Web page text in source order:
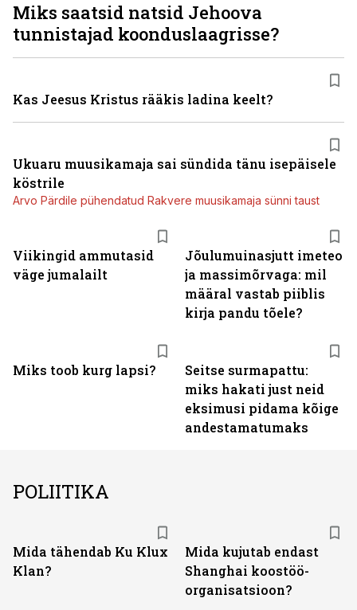
Viikingid ammutasid
väge jumalailt
Jõulumuinasjutt imeteo
ja massimõrvaga: mil
määral vastab piiblis
kirja pandu tõele?
Miks toob kurg lapsi?
Seitse surmapattu:
miks hakati just neid
eksimusi pidama kõige
andestamatumaks
Miks saatsid natsid Jehoova
tunnistajad koonduslaagrisse?
Kas Jeesus Kristus rääkis ladina keelt?
Ukuaru muusikamaja sai sündida tänu isepäisele
köstrile
Arvo Pärdile pühendatud Rakvere muusikamaja sünni taust
POLIITIKA
Mida tähendab Ku Klux
Klan?
Mida kujutab endast
Shanghai koostöö­
organisatsioon?